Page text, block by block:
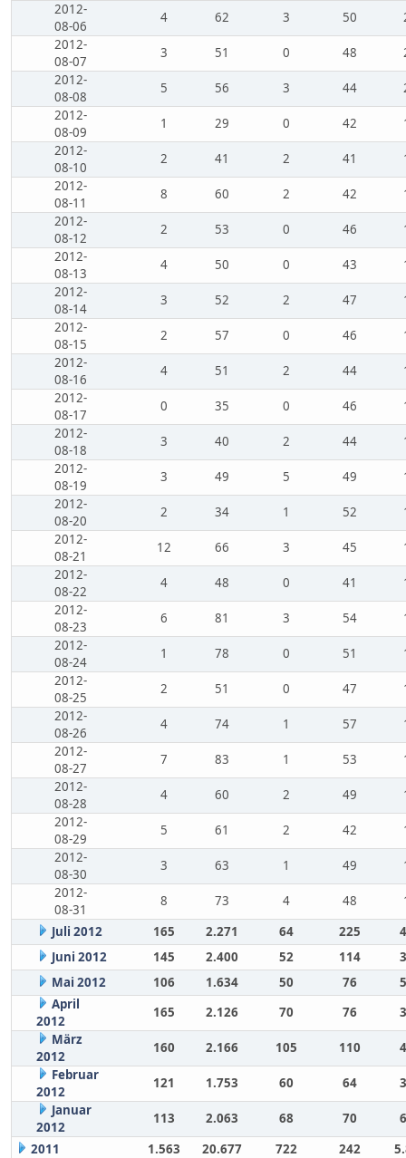
2012-
08-06
4 62 3 50
2012-
08-07
3 51 0 48
2012-
08-08
5 56 3 44
2012-
08-09
1 29 0 42
2012-
08-10
2 41 2 41
2012-
08-11
8 60 2 42
2012-
08-12
2 53 0 46
2012-
08-13
4 50 0 43
2012-
08-14
3 52 2 47
2012-
08-15
2 57 0 46
2012-
08-16
4 51 2 44
2012-
08-17
0 35 0 46
2012-
08-18
3 40 2 44
2012-
08-19
3 49 5 49
2012-
08-20
2 34 1 52
2012-
08-21
12 66 3 45
2012-
08-22
4 48 0 41
2012-
08-23
6 81 3 54
2012-
08-24
1 78 0 51
2012-
08-25
2 51 0 47
2012-
08-26
4 74 1 57
2012-
08-27
7 83 1 53
2012-
08-28
4 60 2 49
2012-
08-29
5 61 2 42
2012-
08-30
3 63 1 49
2012-
08-31
8 73 4 48
Juli 2012
165 2.271 64 225
Juni 2012
145 2.400 52 114
Mai 2012
106 1.634 50 76
April
2012
165 2.126 70 76
März
2012
160 2.166 105 110
Februar
2012
121 1.753 60 64
Januar
2012
113 2.063 68 70
2011
1.563 20.677 722 242